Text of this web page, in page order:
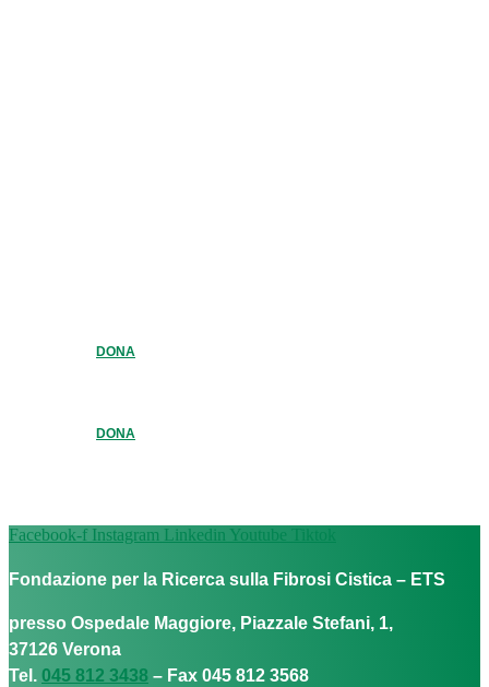
DONA
DONA
Facebook-f Instagram Linkedin Youtube Tiktok
Fondazione per la Ricerca sulla Fibrosi Cistica – ETS
presso Ospedale Maggiore, Piazzale Stefani, 1,
37126 Verona
Tel. 045 812 3438 – Fax 045 812 3568